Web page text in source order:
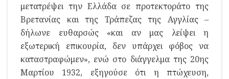
μετατρέψει την Ελλάδα σε προτεκτοράτο της
Βρετανίας και της Τράπεζας της Αγγλίας –
δήλωνε ευθαρσώς «και αν μας λείψει η
εξωτερική επικουρία, δεν υπάρχει φόβος να
καταστραφώμεν», ενώ στο διάγγελμα της 20ης
Μαρτίου 1932, εξηγούσε ότι η πτώχευση,